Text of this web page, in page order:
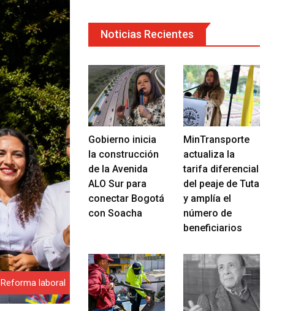
Reforma laboral
Noticias Recientes
Gobierno inicia
la construcción
de la Avenida
ALO Sur para
conectar Bogotá
con Soacha
MinTransporte
actualiza la
tarifa diferencial
del peaje de Tuta
y amplía el
número de
beneficiarios